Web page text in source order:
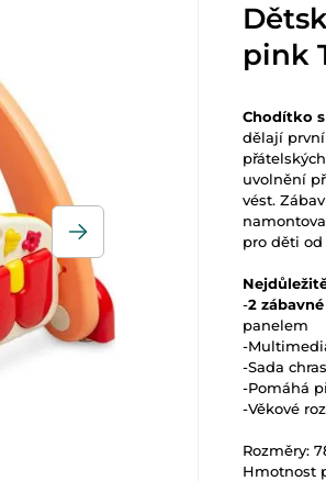
pink
Chodítko
dělají první
uvolnění
vést.
pro děti
-2
panelem
-
-Sada
-Pomáhá
-Věkové
Rozměry:
Hmotnost